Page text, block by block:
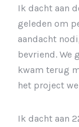
Ik dacht aan
geleden om
aandacht
bevriend. We
kwam terug
het project
Ik dacht aan